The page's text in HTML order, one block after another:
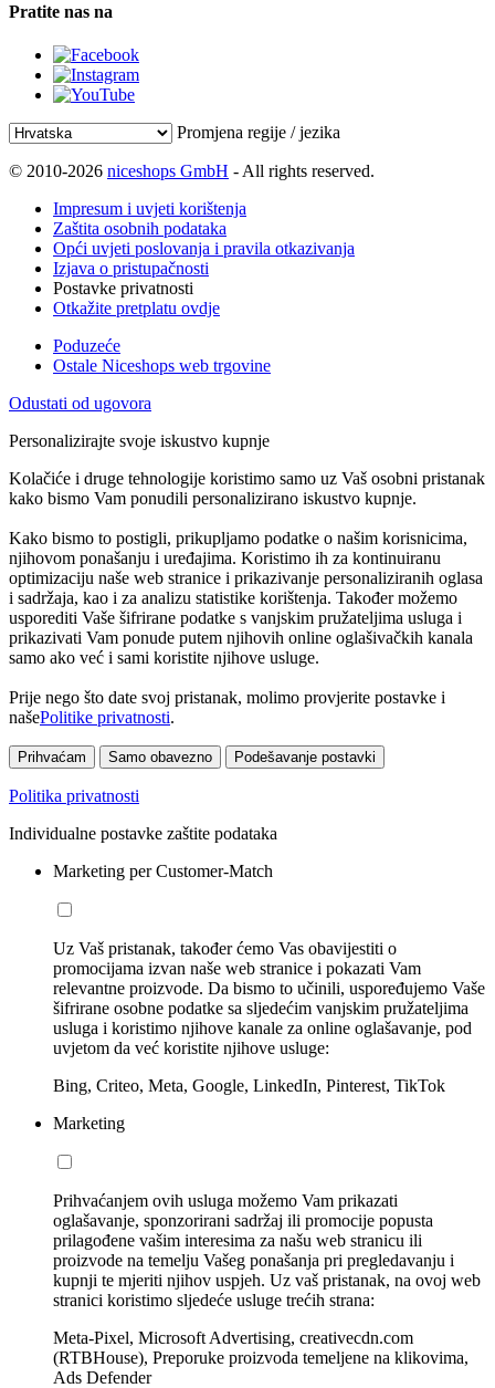
Pratite nas na
Promjena regije / jezika
© 2010-2026 niceshops GmbH - All rights reserved.
Impresum i uvjeti korištenja
Zaštita osobnih podataka
Opći uvjeti poslovanja i pravila otkazivanja
Izjava o pristupačnosti
Postavke privatnosti
Otkažite pretplatu ovdje
Poduzeće
Ostale Niceshops web trgovine
Odustati od ugovora
Personalizirajte svoje iskustvo kupnje
Kolačiće i druge tehnologije koristimo samo uz Vaš osobni pristanak
kako bismo Vam ponudili personalizirano iskustvo kupnje.
Kako bismo to postigli, prikupljamo podatke o našim korisnicima,
njihovom ponašanju i uređajima. Koristimo ih za kontinuiranu
optimizaciju naše web stranice i prikazivanje personaliziranih oglasa
i sadržaja, kao i za analizu statistike korištenja. Također možemo
usporediti Vaše šifrirane podatke s vanjskim pružateljima usluga i
prikazivati Vam ponude putem njihovih online oglašivačkih kanala
samo ako već i sami koristite njihove usluge.
Prije nego što date svoj pristanak, molimo provjerite postavke i
našePolitike privatnosti.
Prihvaćam Samo obavezno Podešavanje postavki
Politika privatnosti
Individualne postavke zaštite podataka
Marketing per Customer-Match
Uz Vaš pristanak, također ćemo Vas obavijestiti o
promocijama izvan naše web stranice i pokazati Vam
relevantne proizvode. Da bismo to učinili, uspoređujemo Vaše
šifrirane osobne podatke sa sljedećim vanjskim pružateljima
usluga i koristimo njihove kanale za online oglašavanje, pod
uvjetom da već koristite njihove usluge:
Bing, Criteo, Meta, Google, LinkedIn, Pinterest, TikTok
Marketing
Prihvaćanjem ovih usluga možemo Vam prikazati
oglašavanje, sponzorirani sadržaj ili promocije popusta
prilagođene vašim interesima za našu web stranicu ili
proizvode na temelju Vašeg ponašanja pri pregledavanju i
kupnji te mjeriti njihov uspjeh. Uz vaš pristanak, na ovoj web
stranici koristimo sljedeće usluge trećih strana:
Meta-Pixel, Microsoft Advertising, creativecdn.com
(RTBHouse), Preporuke proizvoda temeljene na klikovima,
Ads Defender